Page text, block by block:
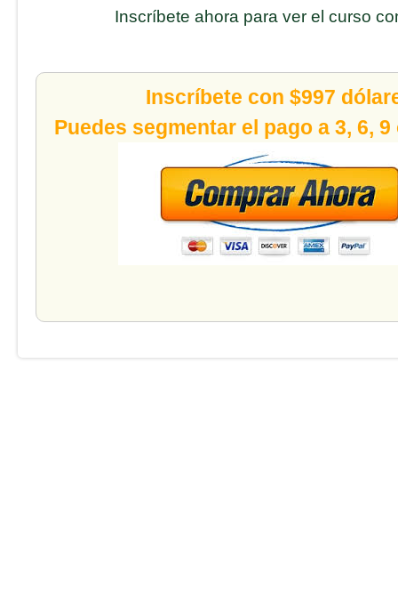
Inscríbete ahora para ver el curso
Inscríbete con $997
Puedes segmentar el pago a 3, 6, 9